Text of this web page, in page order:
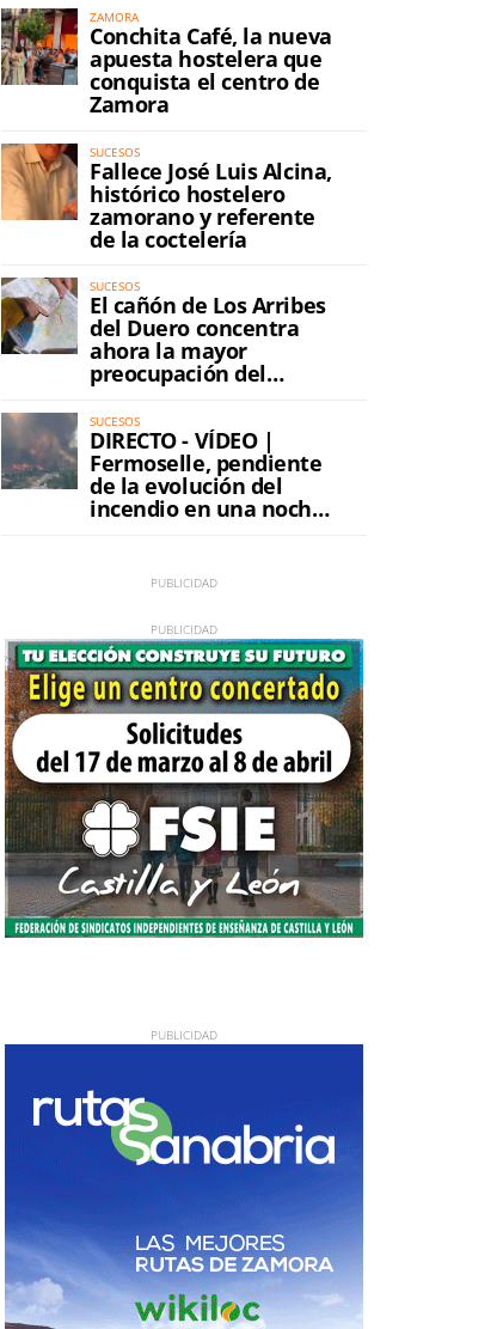
ZAMORA
Conchita Café, la nueva
apuesta hostelera que
conquista el centro de
Zamora
SUCESOS
Fallece José Luis Alcina,
histórico hostelero
zamorano y referente
de la coctelería
SUCESOS
El cañón de Los Arribes
del Duero concentra
ahora la mayor
preocupación del
incendio
SUCESOS
DIRECTO - VÍDEO |
Fermoselle, pendiente
de la evolución del
incendio en una noche